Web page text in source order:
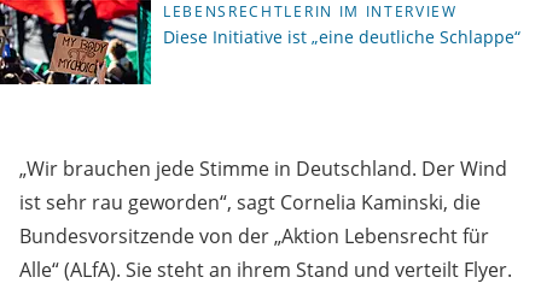
LEBENSRECHTLERIN IM INTERVIEW
Diese Initiative ist „eine deutliche Schlappe“
„Wir brauchen jede Stimme in Deutschland. Der Wind
ist sehr rau geworden“, sagt Cornelia Kaminski, die
Bundesvorsitzende von der „Aktion Lebensrecht für
Alle“ (ALfA). Sie steht an ihrem Stand und verteilt Flyer.